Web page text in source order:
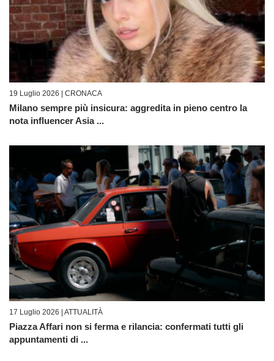
19 Luglio 2026 | CRONACA
Milano sempre più insicura: aggredita in pieno centro la
nota influencer Asia ...
17 Luglio 2026 | ATTUALITÀ
Piazza Affari non si ferma e rilancia: confermati tutti gli
appuntamenti di ...